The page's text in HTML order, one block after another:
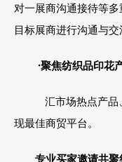
对一展商沟通接待等
目标展商进行沟通与交
·聚焦纺织品印花
汇市场热点产品、
现最佳商贸平台。
专业买家邀请共